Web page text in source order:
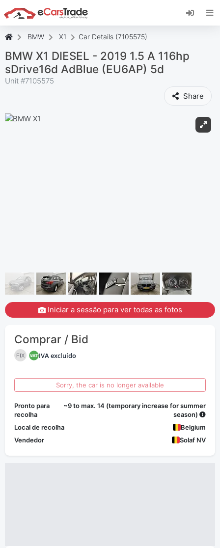
Instale a aplicação web eCarsTrade, adicione-a
ao seu ecrã inicial e receba atualizações
BMW X1 Car Details (7105575)
BMW X1 DIESEL - 2019 1.5 A 116hp
sDrive16d AdBlue (EU6AP) 5d
Unit #7105575
Share
Iniciar a sessão para ver todas as fotos
Comprar / Bid
FIX IVA excluído
Sorry, the car is no longer available
Pronto para
recolha
~9 to max. 14 (temporary increase for summer
season)
Local de recolha
Belgium
Vendedor
Solaf NV